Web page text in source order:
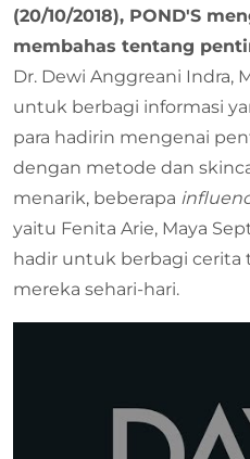
(20/10/2018), POND'S
membahas tentang
Dr. Dewi Anggreani Indra,
untuk berbagi informasi
para hadirin mengenai
dengan metode dan
menarik, beberapa
yaitu Fenita Arie, Maya
hadir untuk berbagi cerita
mereka sehari-hari.